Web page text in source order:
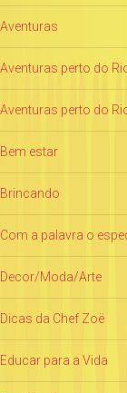
Aventuras
Aventuras perto do
Aventuras perto do
Bem estar
Brincando
Com a palavra o
Decor/Moda/Arte
Dicas da Chef Zoë
Educar para a Vida